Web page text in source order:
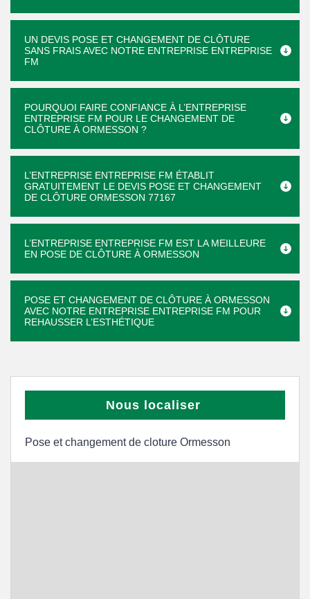
UN DEVIS POSE ET CHANGEMENT DE CLÔTURE
SANS FRAIS AVEC NOTRE ENTREPRISE ENTREPRISE
FM
POURQUOI FAIRE CONFIANCE À L’ENTREPRISE
ENTREPRISE FM POUR LE CHANGEMENT DE
CLÔTURE À ORMESSON ?
L’ENTREPRISE ENTREPRISE FM ÉTABLIT
GRATUITEMENT LE DEVIS POSE ET CHANGEMENT
DE CLÔTURE ORMESSON 77167
L’ENTREPRISE ENTREPRISE FM EST LA MEILLEURE
EN POSE DE CLÔTURE À ORMESSON
POSE ET CHANGEMENT DE CLÔTURE À ORMESSON
AVEC NOTRE ENTREPRISE ENTREPRISE FM POUR
REHAUSSER L’ESTHÉTIQUE
Nous localiser
Pose et changement de cloture Ormesson